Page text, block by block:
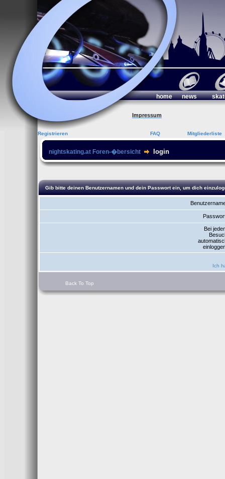
home news
Impressum
Registrieren FAQ Mitgliederliste
nightskating.at Foren-�bersicht login
Gib bitte deinen Benutzernamen und dein Passwort ein, um dich
Bei
Ich
Back To Top